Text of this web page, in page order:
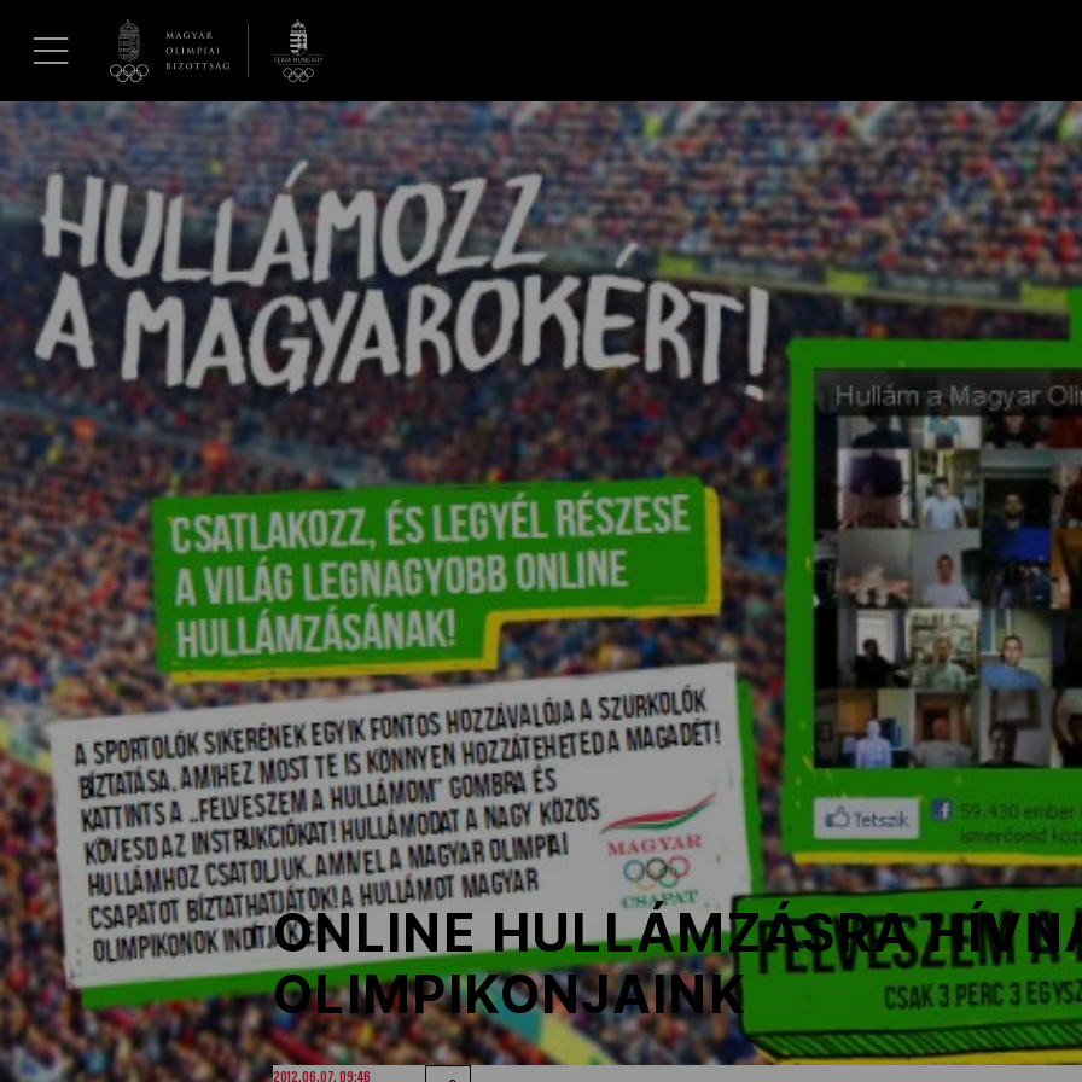
Hírek
Galéria
Dakar 2026
Los Angeles 2028
Kettőskarrier-program
NOB
Társszervezetek
OVEP
Adatbank
ONLINE HULLÁMZÁSRA
OLIMPIKONJAINK